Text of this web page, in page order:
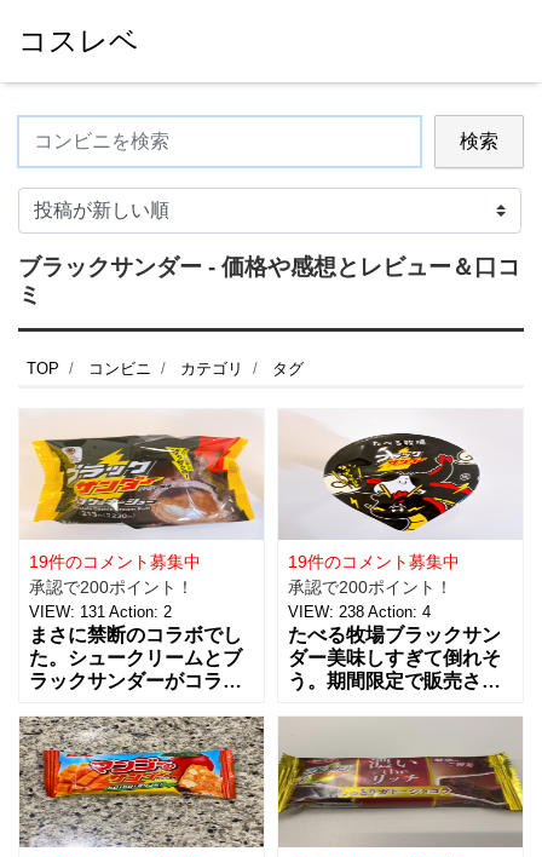
コスレベ
検索
ブラックサンダー - 価格や感想とレビュー＆口コ
ミ
TOP コンビニ カテゴリ タグ
19件のコメント募集中
承認で200ポイント！
VIEW: 131 Action: 2
まさに禁断のコラボでし
た。シュークリームとブ
ラックサンダーがコラ
かったです。 あの大人気
のブラックサンダーがシ
ュークリームになると
は、
19件のコメント募集中
承認で200ポイント！
VIEW: 238 Action: 4
たべる牧場ブラックサン
ダー美味しすぎて倒れそ
う。期間限定で販売され
い、あのたべる牧場とチ
ョコレ